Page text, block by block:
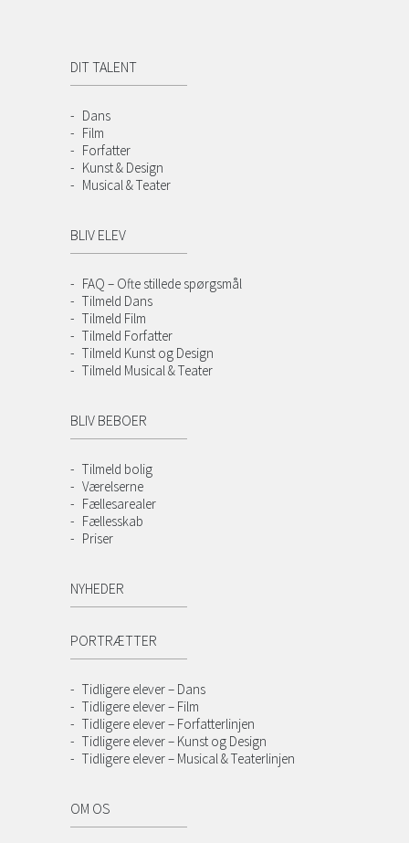
DIT TALENT
Dans
Film
Forfatter
Kunst & Design
Musical & Teater
BLIV ELEV
FAQ – Ofte stillede spørgsmål
Tilmeld Dans
Tilmeld Film
Tilmeld Forfatter
Tilmeld Kunst og Design
Tilmeld Musical & Teater
BLIV BEBOER
Tilmeld bolig
Værelserne
Fællesarealer
Fællesskab
Priser
NYHEDER
PORTRÆTTER
Tidligere elever – Dans
Tidligere elever – Film
Tidligere elever – Forfatterlinjen
Tidligere elever – Kunst og Design
Tidligere elever – Musical & Teaterlinjen
OM OS